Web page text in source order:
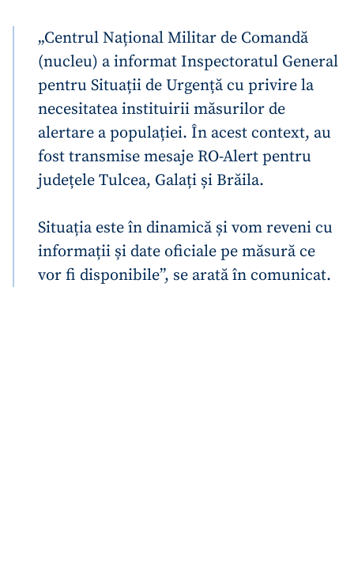
Trimite o informație
in English
на русском
„Centrul Național Militar de Comandă
(nucleu) a informat Inspectoratul General
pentru Situații de Urgență cu privire la
necesitatea instituirii măsurilor de
alertare a populației. În acest context, au
fost transmise mesaje RO-Alert pentru
județele Tulcea, Galați și Brăila.
Situația este în dinamică și vom reveni cu
informații și date oficiale pe măsură ce
vor fi disponibile”, se arată în comunicat.